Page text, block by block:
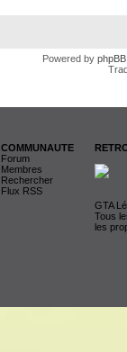
Powered by phpBB
COMMUNAUTE
Forum
Membres
Rechercher
Flux RSS
GTA
Tous
les